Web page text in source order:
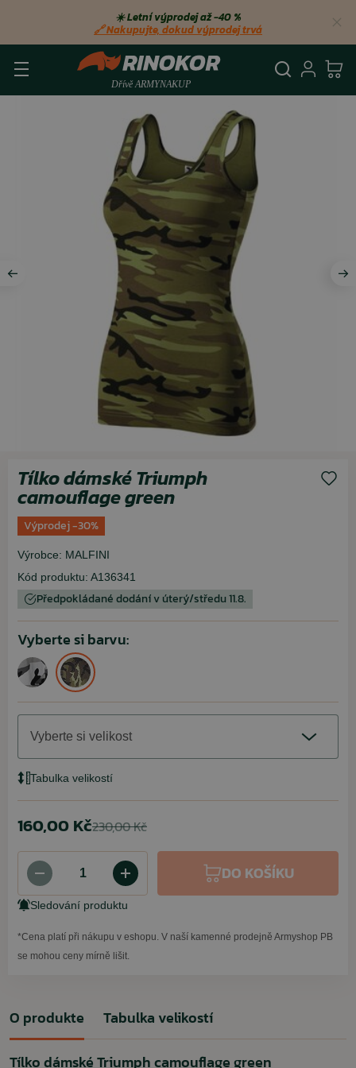
☀️ Letní výprodej až −40 %
🔗 Nakupujte, dokud výprodej trvá
Tílko dámské Triumph
camouflage green
Výprodej -30%
Výrobce: MALFINI
Kód produktu: A136341
Předpokládané dodání v úterý/středu 11.8.
Vyberte si barvu:
Vyberte si velikost
Tabulka velikostí
160,00 Kč230,00 Kč
DO KOŠÍKU
Sledování produktu
*Cena platí při nákupu v eshopu. V naší kamenné prodejně Armyshop PB
se mohou ceny mírně lišit.
O produkte Tabulka velikostí
Tílko dámské Triumph camouflage green